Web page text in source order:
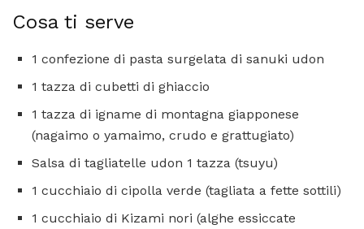
Cosa ti serve
1 confezione di pasta surgelata di sanuki udon
1 tazza di cubetti di ghiaccio
1 tazza di igname di montagna giapponese
(nagaimo o yamaimo, crudo e grattugiato)
Salsa di tagliatelle udon 1 tazza (tsuyu)
1 cucchiaio di cipolla verde (tagliata a fette sottili)
1 cucchiaio di Kizami nori (alghe essiccate